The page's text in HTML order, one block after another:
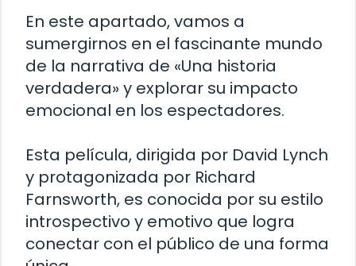
En este apartado, vamos a
sumergirnos en el fascinante mundo
de la narrativa de «Una historia
verdadera» y explorar su impacto
emocional en los espectadores.
Esta película, dirigida por David Lynch
y protagonizada por Richard
Farnsworth, es conocida por su estilo
introspectivo y emotivo que logra
conectar con el público de una forma